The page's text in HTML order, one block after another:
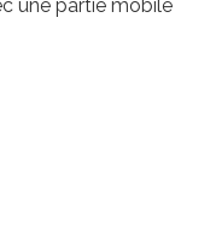
une partie mobile